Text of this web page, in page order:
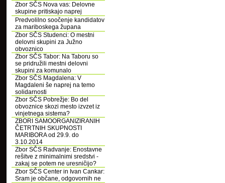
Zbor SČS Nova vas: Delovne
skupine pritiskajo naprej
Predvolilno soočenje kandidatov
za mariboskega župana
Zbor SČS Studenci: O mestni
delovni skupini za Južno
obvoznico
Zbor SČS Tabor: Na Taboru so
se pridružili mestni delovni
skupini za komunalo
Zbor SČS Magdalena: V
Magdaleni še naprej na temo
solidarnosti
Zbor SČS Pobrežje: Bo del
obvoznice skozi mesto izvzet iz
vinjetnega sistema?
ZBORI SAMOORGANIZIRANIH
ČETRTNIH SKUPNOSTI
MARIBORA od 29.9. do
3.10.2014
Zbor SČS Radvanje: Enostavne
rešitve z minimalnimi sredstvi -
zakaj se potem ne uresničijo?
Zbor SČS Center in Ivan Cankar:
Sram je občane, odgovornih ne